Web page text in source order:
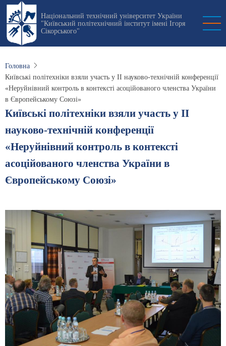
Перейти
основного
вмісту
Національний технічний університет України
"Київський політехнічний інститут імені Ігоря
Сікорського"
Головна
Київські політехніки взяли участь у II науково-технічній конференції
«Неруйнівний контроль в контексті асоційованого членства України
в Європейському Союзі»
Київські політехніки взяли участь у II
науково-технічній конференції
«Неруйнівний контроль в контексті
асоційованого членства України в
Європейському Союзі»